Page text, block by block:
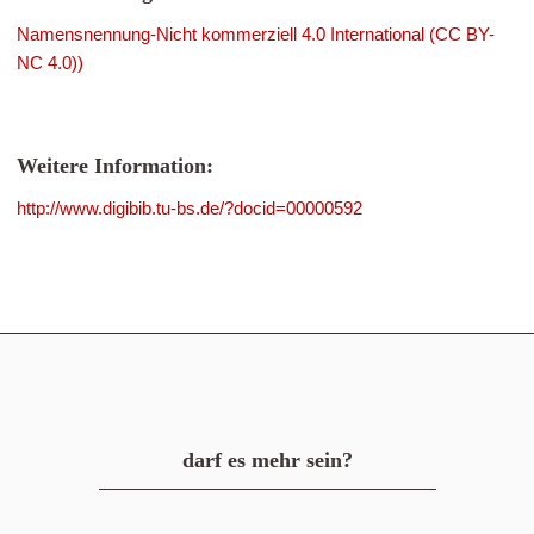
Namensnennung-Nicht kommerziell 4.0 International (CC BY-
NC 4.0))
Weitere Information:
http://www.digibib.tu-bs.de/?docid=00000592
darf es mehr sein?